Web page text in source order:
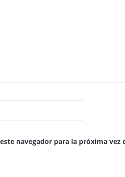
navegador para la próxima vez